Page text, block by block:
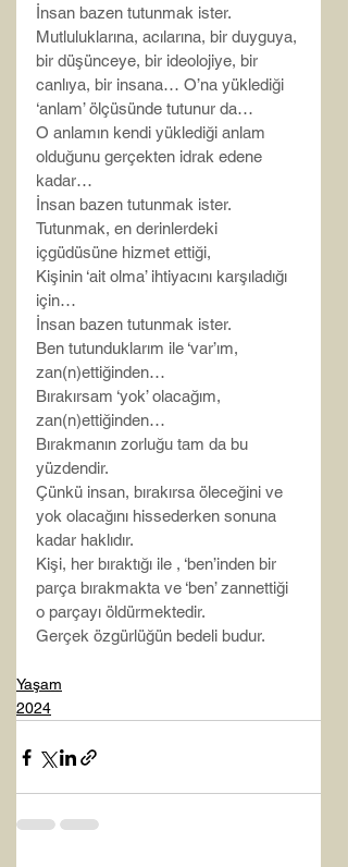
İnsan bazen tutunmak ister.
Mutluluklarına, acılarına, bir duyguya,
bir düşünceye, bir ideolojiye, bir
canlıya, bir insana… O’na yüklediği
‘anlam’ ölçüsünde tutunur da…
O anlamın kendi yüklediği anlam
olduğunu gerçekten idrak edene
kadar…
İnsan bazen tutunmak ister.
Tutunmak, en derinlerdeki
içgüdüsüne hizmet ettiği,
Kişinin ‘ait olma’ ihtiyacını karşıladığı
için…
İnsan bazen tutunmak ister.
Ben tutunduklarım ile ‘var’ım,
zan(n)ettiğinden…
Bırakırsam ‘yok’ olacağım,
zan(n)ettiğinden…
Bırakmanın zorluğu tam da bu
yüzdendir.
Çünkü insan, bırakırsa öleceğini ve
yok olacağını hissederken sonuna
kadar haklıdır.
Kişi, her bıraktığı ile , ‘ben’inden bir
parça bırakmakta ve ‘ben’ zannettiği
o parçayı öldürmektedir.
Gerçek özgürlüğün bedeli budur.
Yaşam
2024